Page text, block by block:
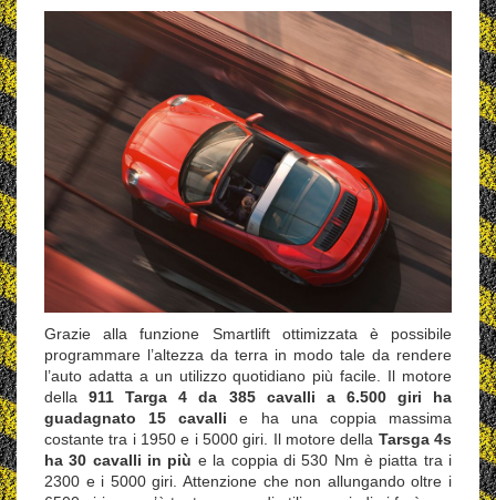
Grazie alla funzione Smartlift ottimizzata è possibile
programmare l’altezza da terra in modo tale da rendere
l’auto adatta a un utilizzo quotidiano più facile. Il motore
della911 Targa 4 da 385 cavalli a 6.500 giri ha
guadagnato 15 cavallie ha una coppia massima
costante tra i 1950 e i 5000 giri. Il motore della Tarsga 4s
ha 30 cavalli in più e la coppia di 530 Nm è piatta tra i
2300 e i 5000 giri. Attenzione che non allungando oltre i